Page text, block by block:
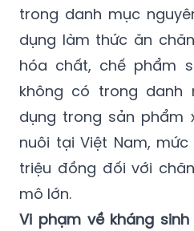
trong danh mục
dụng làm thức ăn
hóa chất, chế phẩm
không có trong danh
dụng trong sản phẩm
nuôi tại Việt Nam,
triệu đồng đối với
mô lớn.
Vi phạm về kháng